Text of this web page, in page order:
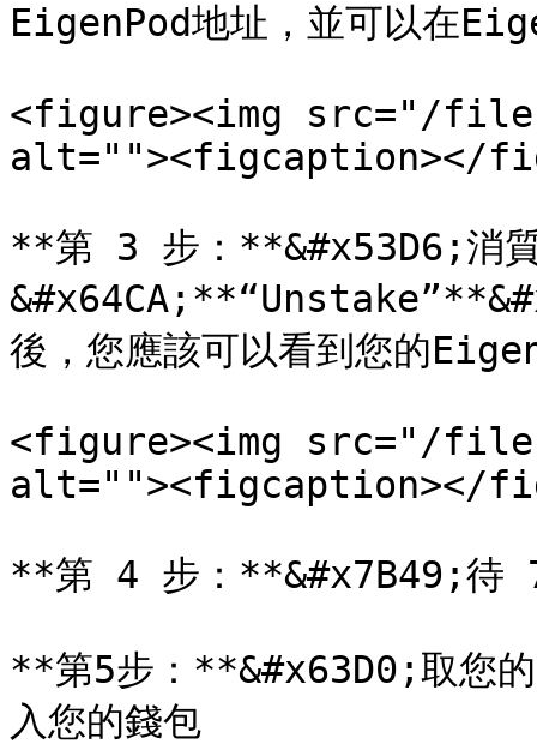
EigenPod地址，並可以在
<figure><img src="/files/
alt=""><figcaption></
**第 3 步：**&#x53D6;消
後，您應該可以看到您的
<figure><img src="/files/
alt=""><figcaption></
**第 4 步：**&#x7B49;待
**第5步：**&#x63D0;取您
入您的錢包